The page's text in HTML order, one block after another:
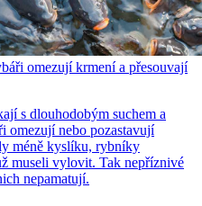
omezují krmení a přesouvají
s dlouhodobým suchem a
omezují nebo pozastavují
méně kyslíku, rybníky
museli vylovit. Tak nepříznivé
nepamatují.